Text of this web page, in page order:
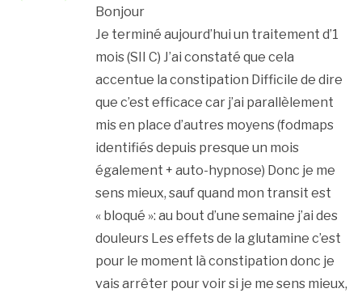
Bonjour
Je terminé aujourd’hui un traitement d’1
mois (SII C) J’ai constaté que cela
accentue la constipation Difficile de dire
que c’est efficace car j’ai parallèlement
mis en place d’autres moyens (fodmaps
identifiés depuis presque un mois
également + auto-hypnose) Donc je me
sens mieux, sauf quand mon transit est
« bloqué »: au bout d’une semaine j’ai des
douleurs Les effets de la glutamine c’est
pour le moment là constipation donc je
vais arrêter pour voir si je me sens mieux,